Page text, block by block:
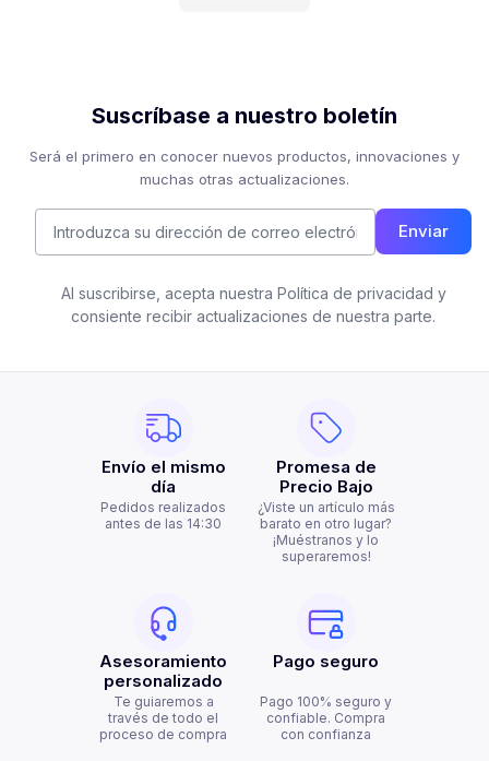
Suscríbase a nuestro boletín
Será el primero en conocer nuevos productos, innovaciones y
muchas otras actualizaciones.
Enviar
Al suscribirse, acepta nuestra Política de privacidad y
consiente recibir actualizaciones de nuestra parte.
Envío el mismo
día
Pedidos realizados
antes de las 14:30
Promesa de
Precio Bajo
¿Viste un artículo más
barato en otro lugar?
¡Muéstranos y lo
superaremos!
Asesoramiento
personalizado
Te guiaremos a
través de todo el
proceso de compra
Pago seguro
Pago 100% seguro y
confiable. Compra
con confianza